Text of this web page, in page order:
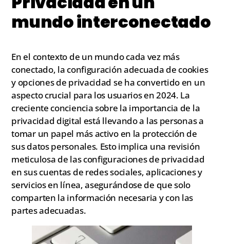
mundo interconectado
En el contexto de un mundo cada vez más
conectado, la configuración adecuada de cookies
y opciones de privacidad se ha convertido en un
aspecto crucial para los usuarios en 2024. La
creciente conciencia sobre la importancia de la
privacidad digital está llevando a las personas a
tomar un papel más activo en la protección de
sus datos personales. Esto implica una revisión
meticulosa de las configuraciones de privacidad
en sus cuentas de redes sociales, aplicaciones y
servicios en línea, asegurándose de que solo
comparten la información necesaria y con las
partes adecuadas.